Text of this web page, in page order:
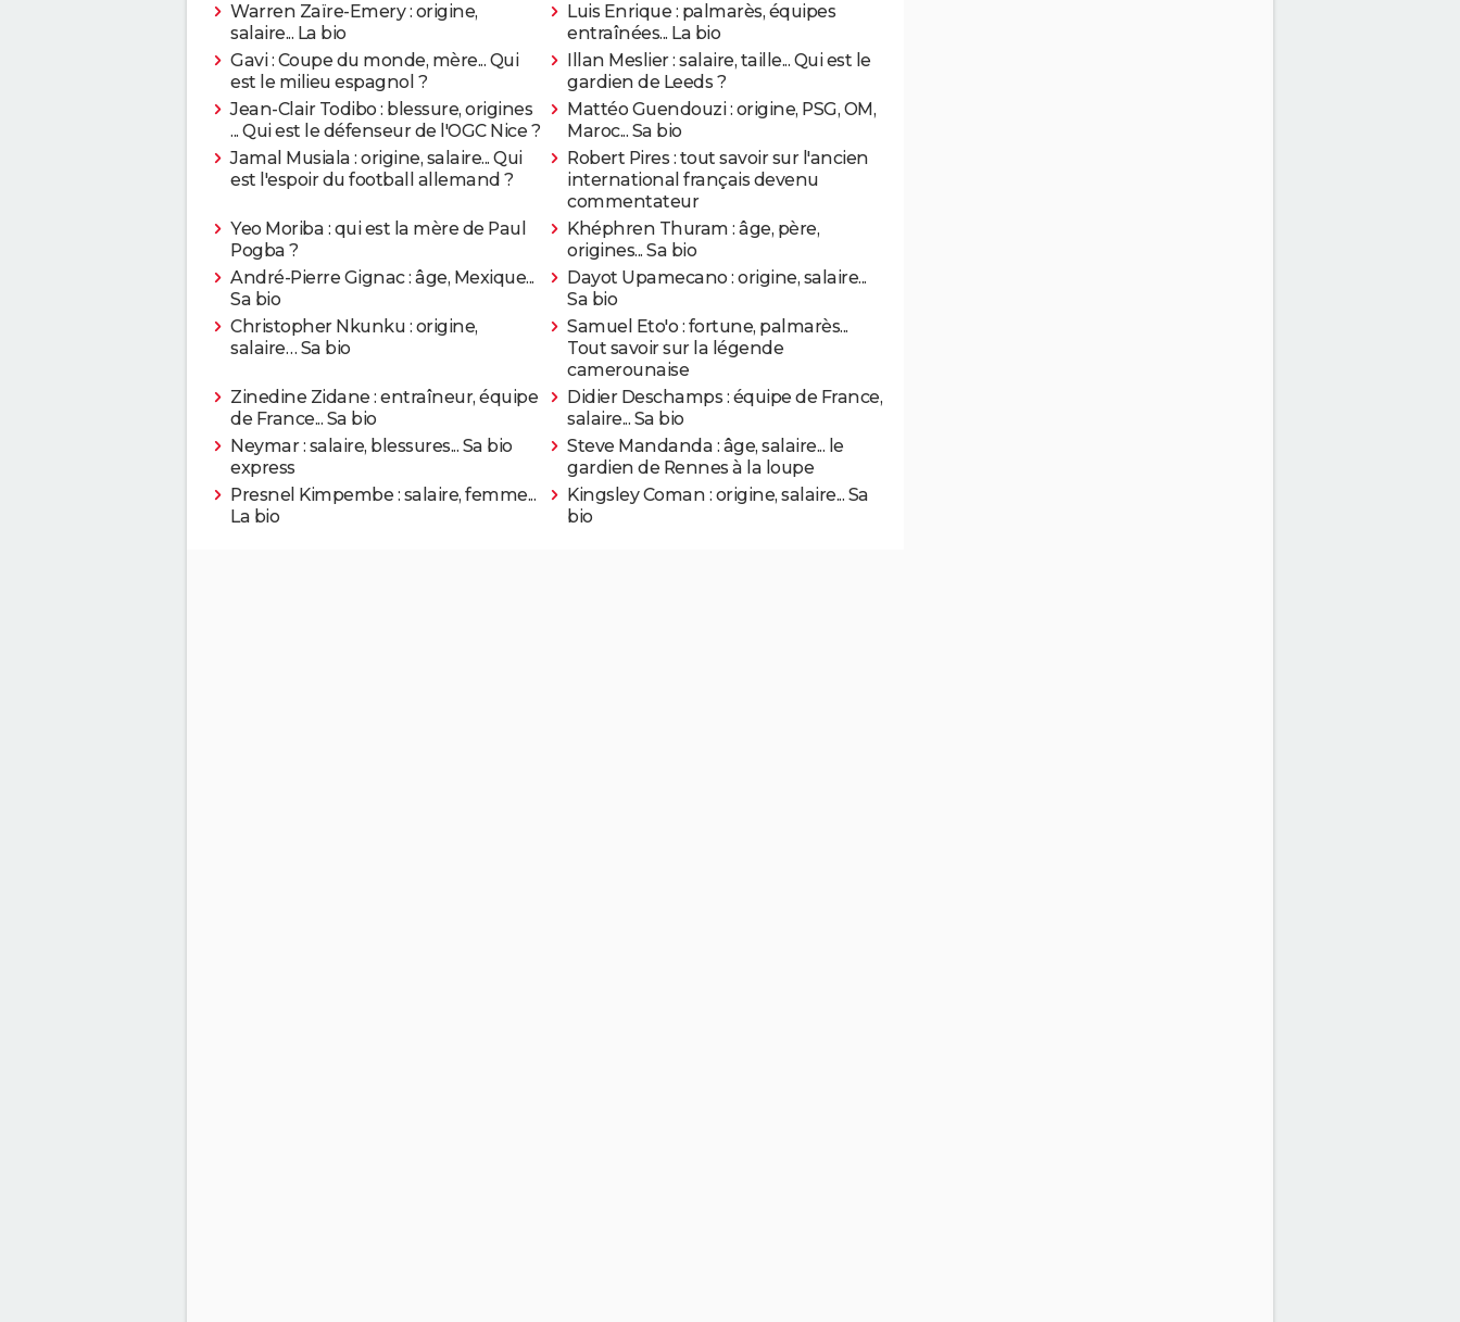
Warren Zaïre-Emery : origine,
salaire... La bio
Luis Enrique : palmarès, équipes
entraînées... La bio
Gavi : Coupe du monde, mère... Qui
est le milieu espagnol ?
Illan Meslier : salaire, taille... Qui est le
gardien de Leeds ?
Jean-Clair Todibo : blessure, origines
... Qui est le défenseur de l'OGC Nice ?
Mattéo Guendouzi : origine, PSG, OM,
Maroc... Sa bio
Jamal Musiala : origine, salaire... Qui
est l'espoir du football allemand ?
Robert Pires : tout savoir sur l'ancien
international français devenu
commentateur
Yeo Moriba : qui est la mère de Paul
Pogba ?
Khéphren Thuram : âge, père,
origines... Sa bio
André-Pierre Gignac : âge, Mexique...
Sa bio
Dayot Upamecano : origine, salaire...
Sa bio
Christopher Nkunku : origine,
salaire… Sa bio
Samuel Eto'o : fortune, palmarès...
Tout savoir sur la légende
camerounaise
Zinedine Zidane : entraîneur, équipe
de France... Sa bio
Didier Deschamps : équipe de France,
salaire... Sa bio
Neymar : salaire, blessures... Sa bio
express
Steve Mandanda : âge, salaire... le
gardien de Rennes à la loupe
Presnel Kimpembe : salaire, femme...
La bio
Kingsley Coman : origine, salaire... Sa
bio